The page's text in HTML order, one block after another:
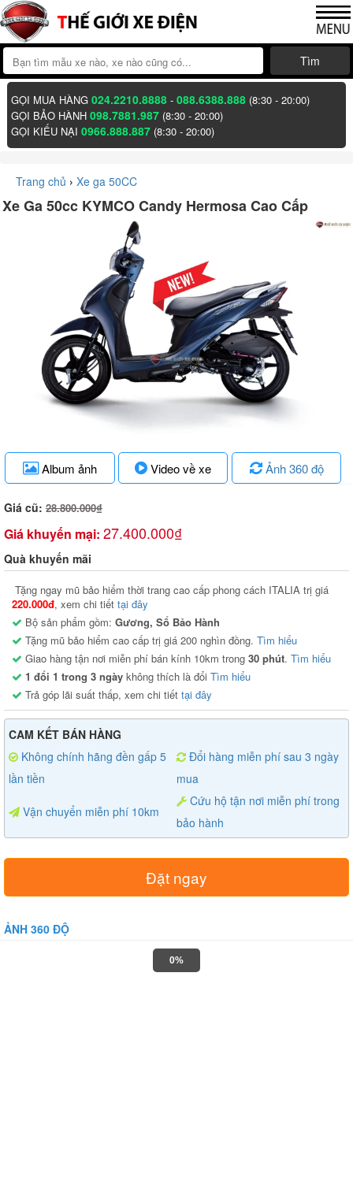
Tìm
GỌI MUA HÀNG024.2210.8888 -088.6388.888 (8:30 - 20:00)
GỌI BẢO HÀNH098.7881.987 (8:30 - 20:00)
GỌI KIẾU NẠI0966.888.887 (8:30 - 20:00)
Trang chủ › Xe ga 50CC
Xe Ga 50cc KYMCO Candy Hermosa Cao Cấp
Album ảnh Video về xe Ảnh 360 độ
Giá cũ: 28.800.000₫
Giá khuyến mại: 27.400.000₫
Quà khuyến mãi
Tặng ngay mũ bảo hiểm thời trang cao cấp phong cách ITALIA trị giá
220.000đ, xem chi tiết tại đây
Bộ sản phẩm gồm: Gương, Sổ Bảo Hành
Tặng mũ bảo hiểm cao cấp trị giá 200 nghìn đồng. Tìm hiểu
Giao hàng tận nơi miễn phí bán kính 10km trong 30 phút. Tìm hiểu
1 đổi 1 trong 3 ngày không thích là đổi Tìm hiểu
Trả góp lãi suất thấp, xem chi tiết tại đây
CAM KẾT BÁN HÀNG
Không chính hãng đền gấp 5
lần tiền
Đổi hàng miễn phí sau 3 ngày
mua
Vận chuyển miễn phí 10km
Cứu hộ tận nơi miễn phí trong
bảo hành
Đặt ngay
ẢNH 360 ĐỘ
0%